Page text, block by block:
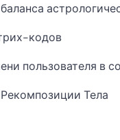
кодов
пользователя в
Тела